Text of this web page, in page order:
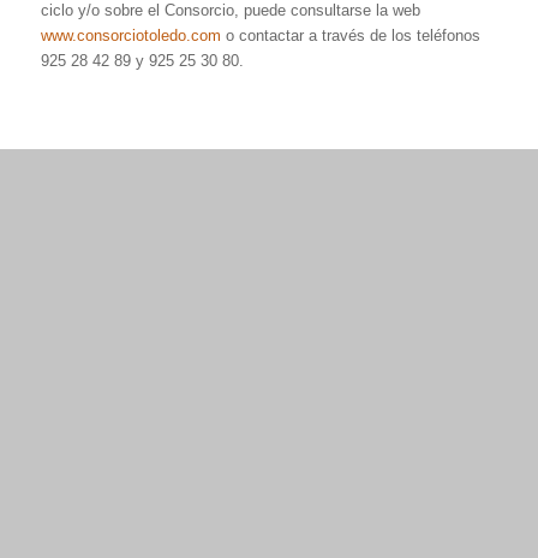
ciclo y/o sobre el Consorcio, puede consultarse la web
www.consorciotoledo.com o contactar a través de los teléfonos
925 28 42 89 y 925 25 30 80.